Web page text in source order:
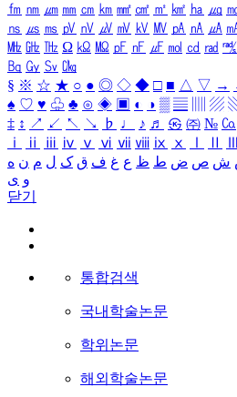
㎙ ㎚ ㎛ ㎜ ㎝ ㎞ ㎟ ㎠ ㎡ ㎢ ㏊ ㎍
㎱ ㎲ ㎳ ㎴ ㎵ ㎶ ㎷ ㎸ ㎹ ㎀ ㎁ ㎂
㎒ ㎓ ㎔ Ω ㏀ ㏁ ㎊ ㎋ ㎌ ㏖ ㏅ ㎭ ㎮
㏃ ㏉ ㏜ ㏆
§ ※ ☆ ★ ○ ● ◎ ◇ ◆ □ ■ △ ▽ →
♠ ♡ ♥ ♧ ♣ ⊙ ◈ ▣ ◐ ◑ ▒ ▤ ▨
‡ ↕ ↗ ↙ ↖ ↘ ♭ ♩ ♪ ♬ ㉿ ㈜ № ㏇
ⅰ
ⅱ ⅲ ⅳ ⅴ ⅵ ⅶ ⅷ ⅸ ⅹ
ش ص ض ط ظ ع غ ف ق ک ل م ن ه
و ی
닫기
통합검색
국내학술논문
학위논문
해외학술논문